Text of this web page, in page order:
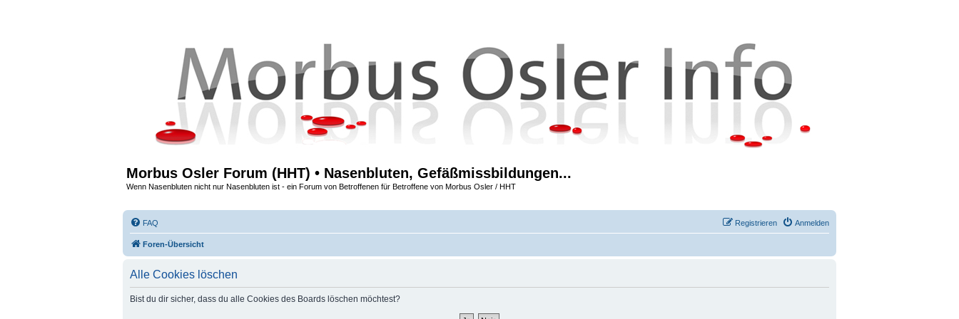
Morbus Osler Forum (HHT) • Nasenbluten, Gefäßmissbildungen...
Wenn Nasenbluten nicht nur Nasenbluten ist - ein Forum von Betroffenen für Betroffene von Morbus Osler / HHT
FAQ Anmelden
Registrieren
Foren-Übersicht
Alle Cookies löschen
Bist du dir sicher, dass du alle Cookies des Boards löschen möchtest?